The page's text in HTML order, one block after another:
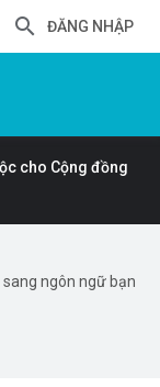
ĐĂNG NHẬP
cho Cộng đồng
ngôn ngữ bạn